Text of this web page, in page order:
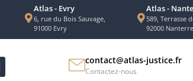
Atlas - Evry
6, rue du Bois Sauvage,
91000 Evry
Atlas -
589, Terrasse
92000 Nanterre
contact@atlas-justice.fr
Contactez-nous